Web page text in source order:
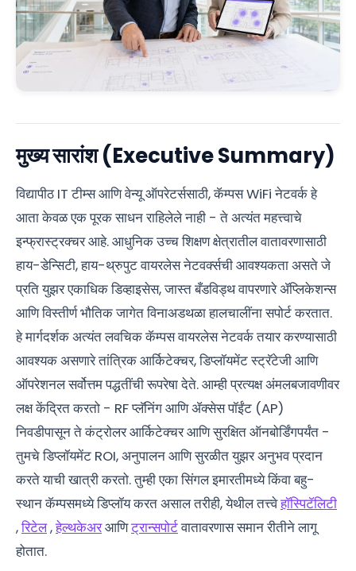
मुख्य सारांश (Executive Summary)
विद्यापीठ IT टीम्स आणि वेन्यू ऑपरेटर्ससाठी, कॅम्पस WiFi नेटवर्क हे
आता केवळ एक पूरक साधन राहिलेले नाही - ते अत्यंत महत्त्वाचे
इन्फ्रास्ट्रक्चर आहे. आधुनिक उच्च शिक्षण क्षेत्रातील वातावरणासाठी
हाय-डेन्सिटी, हाय-थ्रुपुट वायरलेस नेटवर्क्सची आवश्यकता असते जे
प्रति युझर एकाधिक डिव्हाइसेस, जास्त बँडविड्थ वापरणारे ॲप्लिकेशन्स
आणि विस्तीर्ण भौतिक जागेत विनाअडथळा हालचालींना सपोर्ट करतात.
हे मार्गदर्शक अत्यंत लवचिक कॅम्पस वायरलेस नेटवर्क तयार करण्यासाठी
आवश्यक असणारे तांत्रिक आर्किटेक्चर, डिप्लॉयमेंट स्ट्रॅटेजी आणि
ऑपरेशनल सर्वोत्तम पद्धतींची रूपरेषा देते. आम्ही प्रत्यक्ष अंमलबजावणीवर
लक्ष केंद्रित करतो - RF प्लॅनिंग आणि ॲक्सेस पॉईंट (AP)
निवडीपासून ते कंट्रोलर आर्किटेक्चर आणि सुरक्षित ऑनबोर्डिंगपर्यंत -
तुमचे डिप्लॉयमेंट ROI, अनुपालन आणि सुरळीत युझर अनुभव प्रदान
करते याची खात्री करतो. तुम्ही एका सिंगल इमारतीमध्ये किंवा बहु-
स्थान कॅम्पसमध्ये डिप्लॉय करत असाल तरीही, येथील तत्त्वेहॉस्पिटॅलिटी
,रिटेल,हेल्थकेअरआणिट्रान्सपोर्टवातावरणास समान रीतीने लागू
होतात.